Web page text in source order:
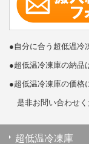
●自分に合う超低温冷
●超低温冷凍庫の納品
●超低温冷凍庫の価
是非お問い合わせく
超低温冷凍庫